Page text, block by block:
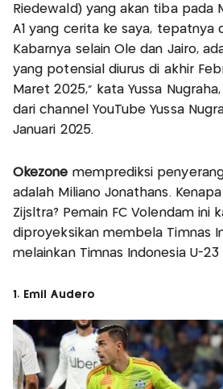
Riedewald) yang akan tiba pada
A1 yang cerita ke saya, tepatnya
Kabarnya selain Ole dan Jairo,
yang potensial diurus di akhir
Maret 2025,” kata Yussa
dari channel YouTube Yussa
Januari 2025.
Okezone memprediksi
adalah Miliano Jonathans.
Zijsltra? Pemain FC Volendam ini
diproyeksikan membela Timnas
melainkan Timnas Indonesia U-
1. Emil Audero